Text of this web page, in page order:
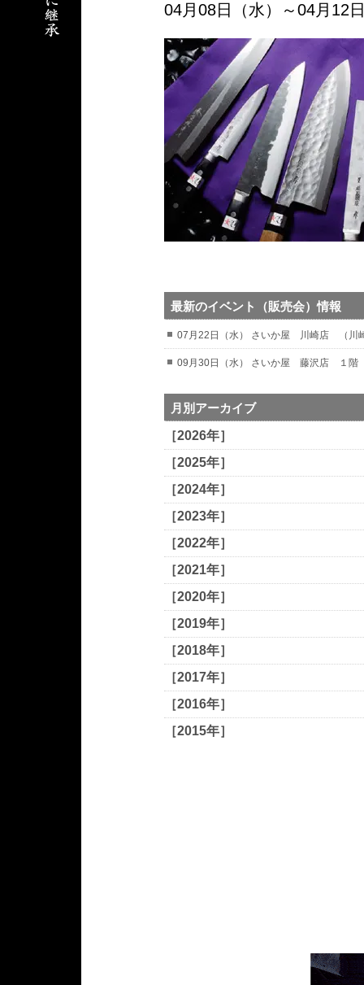
04月08日（水）～04月
最新のイベント（販売会）情報
07月22日（水） さいか屋 川崎店 （川
09月30日（水） さいか屋 藤沢店 １階
月別アーカイブ
［2026年］
［2025年］
［2024年］
［2023年］
［2022年］
［2021年］
［2020年］
［2019年］
［2018年］
［2017年］
［2016年］
［2015年］